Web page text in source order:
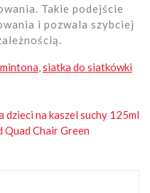
Takie podejście
i pozwala szybciej
siatka do siatkówki
na kaszel suchy 125ml
Quad Chair Green